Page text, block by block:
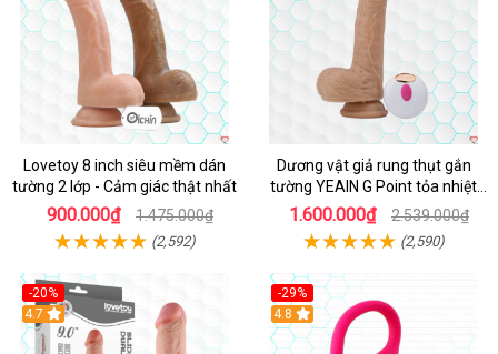
Lovetoy 8 inch siêu mềm dán
tường 2 lớp - Cảm giác thật nhất
900.000₫ 1.475.000₫
(2,592)
Dương vật giả rung thụt gắn
tường YEAIN G Point tỏa nhiệt
điều khiển từ xa
1.600.000₫ 2.539.000₫
(2,590)
-20%
Hot
4.7
-29%
Hot
4.8